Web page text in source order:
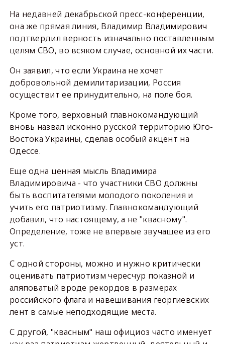
На недавней декабрьской пресс-конференции,
она же прямая линия, Владимир Владимирович
подтвердил верность изначально поставленным
целям СВО, во всяком случае, основной их части.
Он заявил, что если Украина не хочет
добровольной демилитаризации, Россия
осуществит ее принудительно, на поле боя.
Кроме того, верховный главнокомандующий
вновь назвал исконно русской территорию Юго-
Востока Украины, сделав особый акцент на
Одессе.
Еще одна ценная мысль Владимира
Владимировича - что участники СВО должны
быть воспитателями молодого поколения и
учить его патриотизму. Главнокомандующий
добавил, что настоящему, а не "квасному".
Определение, тоже не впервые звучащее из его
уст.
С одной стороны, можно и нужно критически
оценивать патриотизм чересчур показной и
аляповатый вроде рекордов в размерах
российского флага и навешивания георгиевских
лент в самые неподходящие места.
С другой, "квасным" наш официоз часто именует